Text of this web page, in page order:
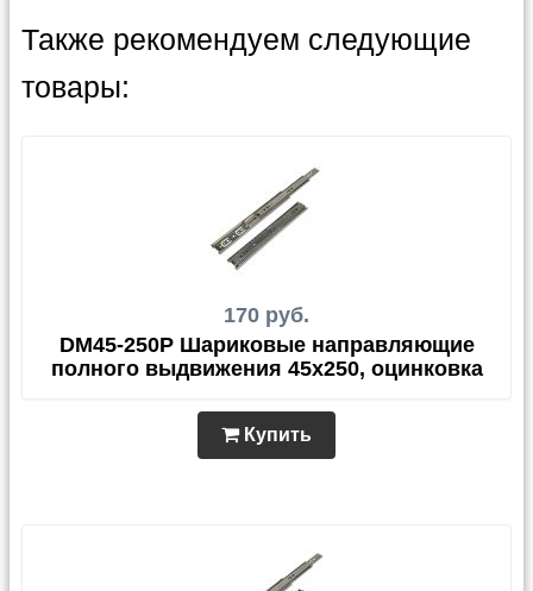
Также рекомендуем следующие
товары:
170 руб.
DM45-250P Шариковые направляющие
полного выдвижения 45х250, оцинковка
Купить